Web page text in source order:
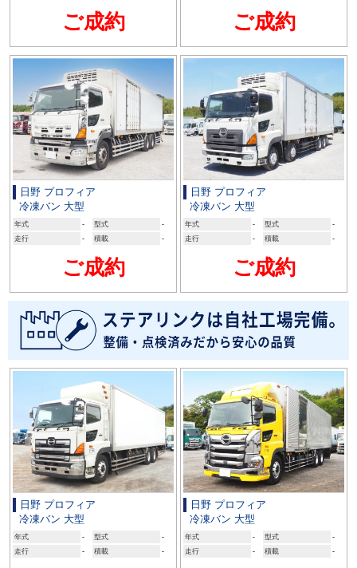
ご成約 ご成約
日野 プロフィア
冷凍バン 大型
年式 - 型式
-
走行
- 積載 -
ご成約
日野 プロフィア
冷凍バン 大型
年式 - 型式
-
走行
- 積載 -
ご成約
日野 プロフィア
冷凍バン 大型
年式 - 型式
-
走行
- 積載 -
日野 プロフィア
冷凍バン 大型
年式 - 型式
-
走行
- 積載 -